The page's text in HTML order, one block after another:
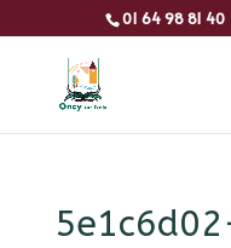
01 64 98 81 40